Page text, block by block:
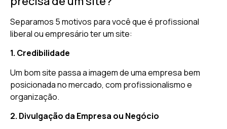
Separamos 5 motivos para você que é profissional
liberal ou empresário ter um site:
1. Credibilidade
Um bom site passa a imagem de uma empresa bem
posicionada no mercado, com profissionalismo e
organização.
2. Divulgação da Empresa ou Negócio